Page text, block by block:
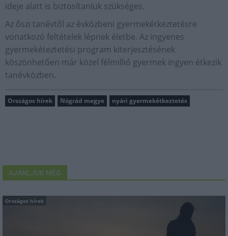
ideje alatt is biztosítaniuk szükséges.
Az őszi tanévtől az évközbeni gyermekétkeztetésre
vonatkozó feltételek lépnek életbe. Az ingyenes
gyermekéteztetési program kiterjesztésének
köszönhetően már közel félmillió gyermek ingyen étkezik
tanévközben.
Országos hírek Nógrád megye nyári gyermekétkeztetés
AJÁNLJUK MÉG
Országos hírek